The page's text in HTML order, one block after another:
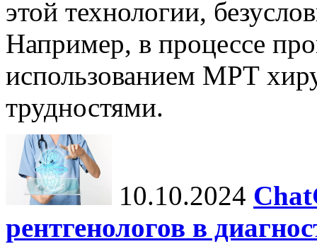
этой технологии,
Например, в процессе
использованием МРТ
трудностями.
10.10.2024
рентгенологов в